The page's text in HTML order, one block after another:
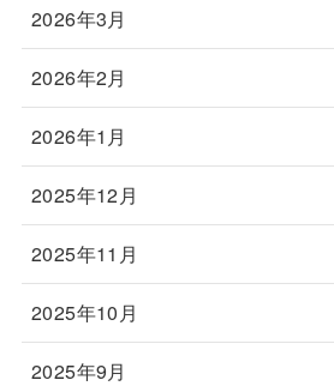
2026年3月
2026年2月
2026年1月
2025年12月
2025年11月
2025年10月
2025年9月